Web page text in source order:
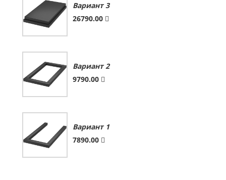
Вариант 3
26790.00
Вариант 2
9790.00
Вариант 1
7890.00